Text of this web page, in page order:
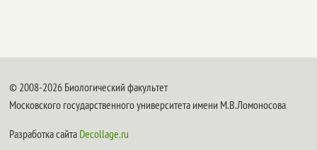
© 2008-2026 Биологический факультет
Московского государственного университета имени М.В.Ломоносова
Разработка сайта Decollage.ru